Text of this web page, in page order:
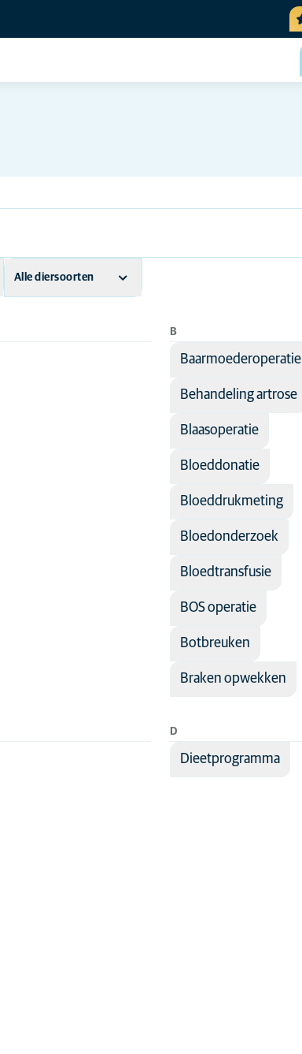
Alle diersoorten
B
Baarmoederoperatie
Behandeling artrose
Blaasoperatie
Bloeddonatie
Bloeddrukmeting
Bloedonderzoek
Bloedtransfusie
BOS operatie
Botbreuken
Braken opwekken
D
Dieetprogramma